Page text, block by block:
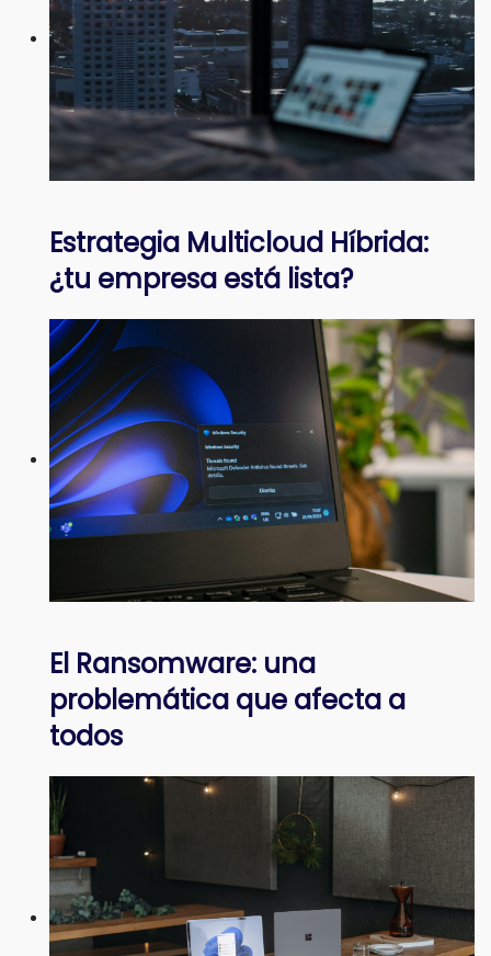
Estrategia Multicloud Híbrida:
¿tu empresa está lista?
El Ransomware: una
problemática que afecta a
todos